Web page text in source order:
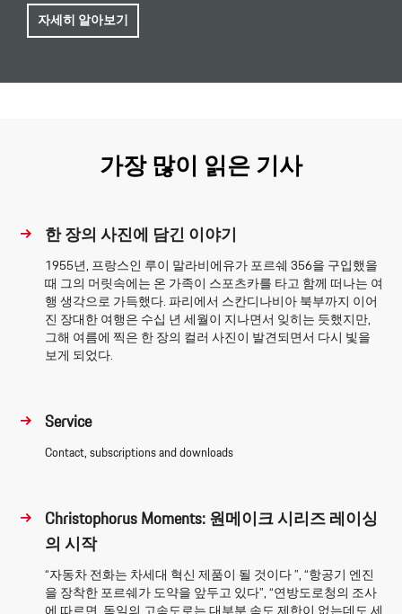
자세히 알아보기
가장 많이 읽은 기사
한 장의 사진에 담긴 이야기
1955년, 프랑스인 루이 말라비에유가 포르쉐 356을 구입했을
때 그의 머릿속에는 온 가족이 스포츠카를 타고 함께 떠나는 여
행 생각으로 가득했다. 파리에서 스칸디나비아 북부까지 이어
진 장대한 여행은 수십 년 세월이 지나면서 잊히는 듯했지만,
그해 여름에 찍은 한 장의 컬러 사진이 발견되면서 다시 빛을
보게 되었다.
Service
Contact, subscriptions and downloads
Christophorus Moments: 원메이크 시리즈 레이싱
의 시작
“자동차 전화는 차세대 혁신 제품이 될 것이다 ”, “항공기 엔진
을 장착한 포르쉐가 도약을 앞두고 있다”, “연방도로청의 조사